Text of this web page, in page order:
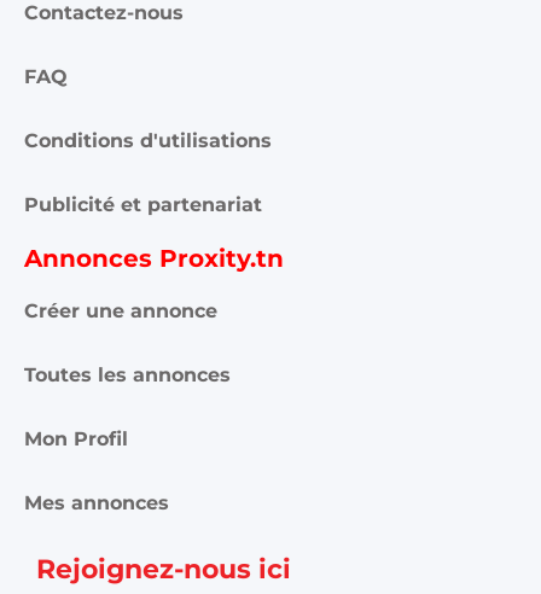
Contactez-nous
FAQ
Conditions d'utilisations
Publicité et partenariat
Annonces Proxity.tn
Créer une annonce
Toutes les annonces
Mon Profil
Mes annonces
Rejoignez-nous ici